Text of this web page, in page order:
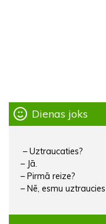
Dienas joks
– Uztraucaties?
– Jā.
– Pirmā reize?
– Nē, esmu